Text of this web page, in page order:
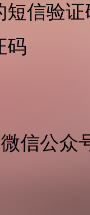
短信验证
码
微信公众